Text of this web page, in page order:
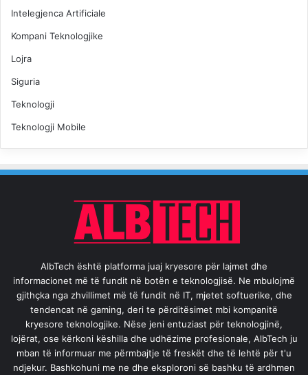
Intelegjenca Artificiale
Kompani Teknologjike
Lojra
Siguria
Teknologji
Teknologji Mobile
AlbTech është platforma juaj kryesore për lajmet dhe
informacionet më të fundit në botën e teknologjisë. Ne mbulojmë
gjithçka nga zhvillimet më të fundit në IT, mjetet softuerike, dhe
tendencat në gaming, deri te përditësimet mbi kompanitë
kryesore teknologjike. Nëse jeni entuziast për teknologjinë,
lojërat, ose kërkoni këshilla dhe udhëzime profesionale, AlbTech ju
mban të informuar me përmbajtje të freskët dhe të lehtë për t'u
ndjekur. Bashkohuni me ne dhe eksploroni së bashku të ardhmen